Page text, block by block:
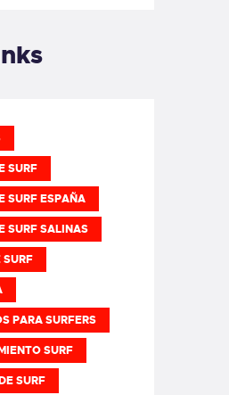
SURF
SURF ESPAÑA
SURF SALINAS
SURF
PARA SURFERS
SURF
SURF